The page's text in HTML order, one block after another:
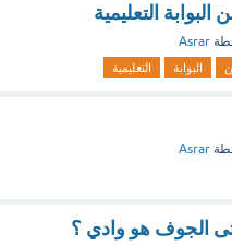
التعليمية
Asrar
البوابة التعليمية
Asrar
الجوف هو وادي ؟